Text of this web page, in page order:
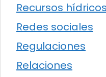
Recursos hídricos
Redes sociales
Regulaciones
Relaciones